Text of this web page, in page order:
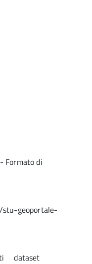
di
geoportale-
dataset